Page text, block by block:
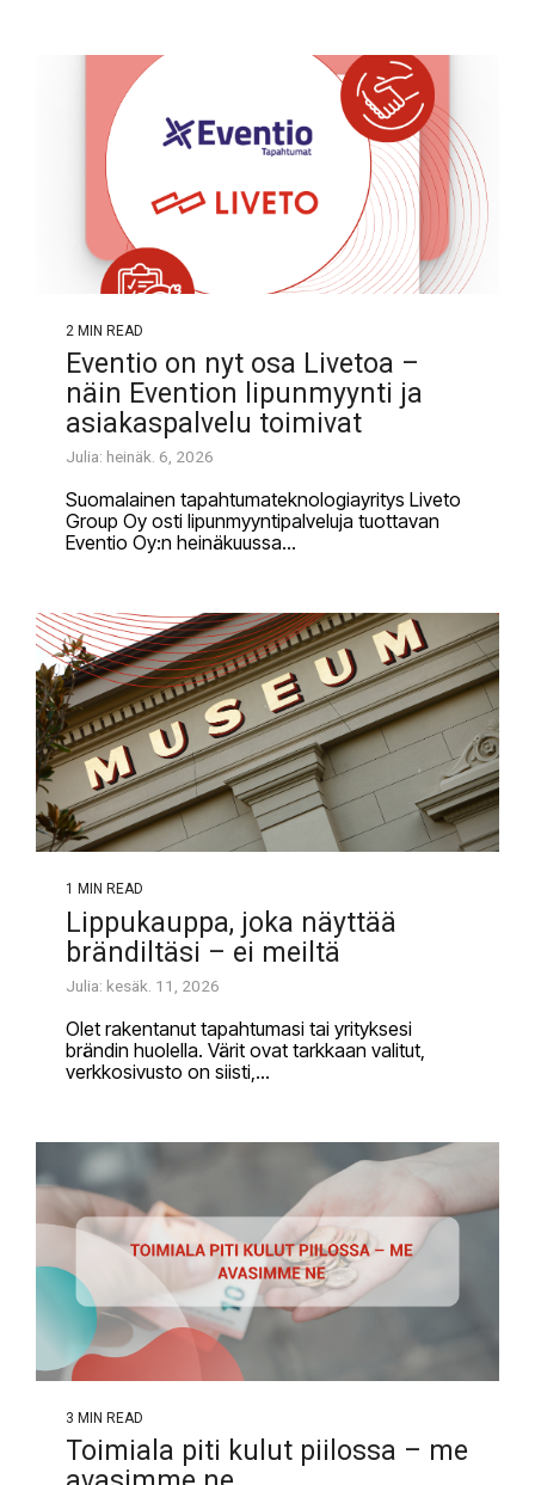
2 MIN READ
Eventio on nyt osa Livetoa –
näin Evention lipunmyynti ja
asiakaspalvelu toimivat
Julia: heinäk. 6, 2026
Suomalainen tapahtumateknologiayritys Liveto
Group Oy osti lipunmyyntipalveluja tuottavan
Eventio Oy:n heinäkuussa...
1 MIN READ
Lippukauppa, joka näyttää
brändiltäsi – ei meiltä
Julia: kesäk. 11, 2026
Olet rakentanut tapahtumasi tai yrityksesi
brändin huolella. Värit ovat tarkkaan valitut,
verkkosivusto on siisti,...
3 MIN READ
Toimiala piti kulut piilossa – me